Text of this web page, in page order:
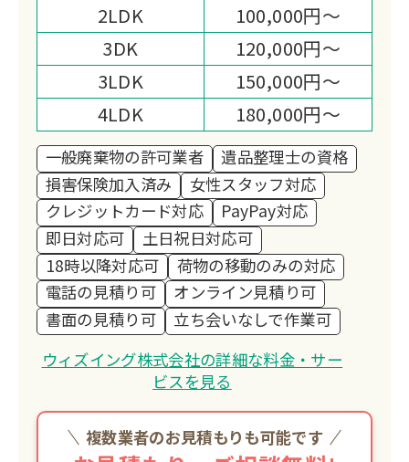
2LDK
100,000円～
3DK
120,000円～
3LDK
150,000円～
4LDK
180,000円～
一般廃棄物の許可業者
遺品整理士の資格
損害保険加入済み
女性スタッフ対応
クレジットカード対応
PayPay対応
即日対応可
土日祝日対応可
18時以降対応可
荷物の移動のみの対応
電話の見積り可
オンライン見積り可
書面の見積り可
立ち会いなしで作業可
ウィズイング株式会社の詳細な料金・サー
ビスを見る
複数業者のお見積もりも可能です